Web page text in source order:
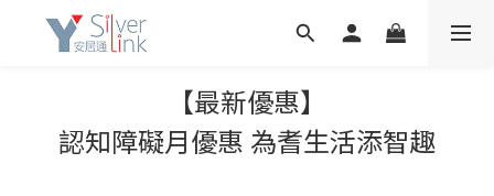
【最新優惠】
認知障礙月優惠 為耆生活添智趣